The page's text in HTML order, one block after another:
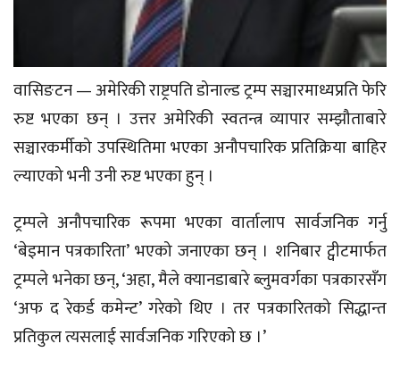
वासिङटन — अमेरिकी राष्ट्रपति डोनाल्ड ट्रम्प सञ्चारमाध्यप्रति फेरि
रुष्ट भएका छन् । उत्तर अमेरिकी स्वतन्त्र व्यापार सम्झौताबारे
सञ्चारकर्मीको उपस्थितिमा भएका अनौपचारिक प्रतिक्रिया बाहिर
ल्याएको भनी उनी रुष्ट भएका हुन् ।
ट्रम्पले अनौपचारिक रूपमा भएका वार्तालाप सार्वजनिक गर्नु
‘बेइमान पत्रकारिता’ भएको जनाएका छन् । शनिबार ट्वीटमार्फत
ट्रम्पले भनेका छन्, ‘अहा, मैले क्यानडाबारे ब्लुमवर्गका पत्रकारसँग
‘अफ द रेकर्ड कमेन्ट’ गरेको थिए । तर पत्रकारितको सिद्धान्त
प्रतिकुल त्यसलाई सार्वजनिक गरिएको छ ।’